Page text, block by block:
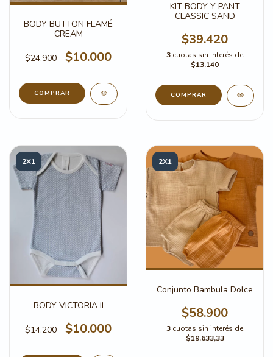
BODY BUTTON FLAMÉ
CREAM
$24.900 $10.000
COMPRAR
KIT BODY Y PANT
CLASSIC SAND
$39.420
3 cuotas sin interés de
$13.140
COMPRAR
2X1
BODY VICTORIA II
$14.200 $10.000
2X1
Conjunto Bambula Dolce
$58.900
3 cuotas sin interés de
$19.633,33